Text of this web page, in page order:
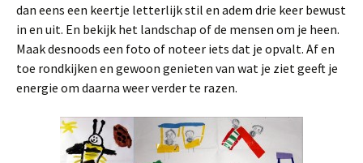
dan eens een keertje letterlijk stil en adem drie keer bewust
in en uit. En bekijk het landschap of de mensen om je heen.
Maak desnoods een foto of noteer iets dat je opvalt. Af en
toe rondkijken en gewoon genieten van wat je ziet geeft je
energie om daarna weer verder te razen.